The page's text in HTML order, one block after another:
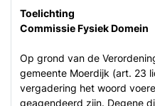
Toelichting
Commissie Fysiek Domein
Op grond van de
gemeente Moerdijk (art. 23
vergadering het woord
geagendeerd zijn. Degene